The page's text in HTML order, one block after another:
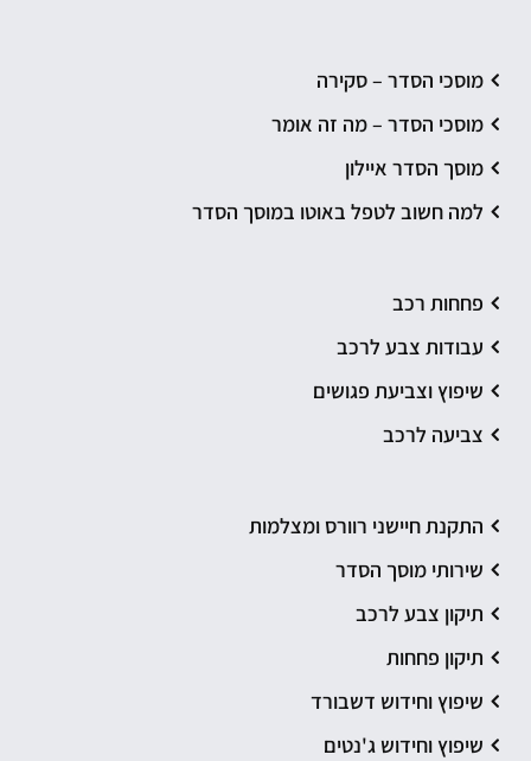
מוסכי הסדר – סקירה
מוסכי הסדר – מה זה אומר
מוסך הסדר איילון
למה חשוב לטפל באוטו במוסך הסדר
פחחות רכב
עבודות צבע לרכב
שיפוץ וצביעת פגושים
צביעה לרכב
התקנת חיישני רוורס ומצלמות
שירותי מוסך הסדר
תיקון צבע לרכב
תיקון פחחות
שיפוץ וחידוש דשבורד
שיפוץ וחידוש ג'נטים